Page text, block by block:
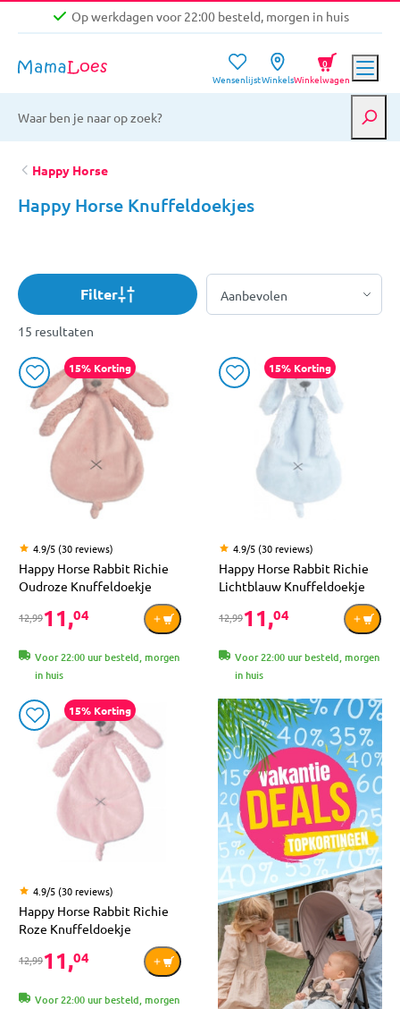
Op werkdagen voor 22:00 besteld, morgen in huis
Gratis verzending vanaf €39,-
Op werkdagen voor 22:00 besteld, morgen in huis
WensenlijstWinkelsWinkelwagen
0
Happy Horse
Happy Horse Knuffeldoekjes
Filter
15 resultaten
15% Korting
4.9/5 (30 reviews)
Happy Horse Rabbit Richie
Oudroze Knuffeldoekje
12,9911,04
Voor 22:00 uur besteld, morgen
in huis
15% Korting
4.9/5 (30 reviews)
Happy Horse Rabbit Richie
Lichtblauw Knuffeldoekje
12,9911,04
Voor 22:00 uur besteld, morgen
in huis
15% Korting
4.9/5 (30 reviews)
Happy Horse Rabbit Richie
Roze Knuffeldoekje
12,9911,04
Voor 22:00 uur besteld, morgen